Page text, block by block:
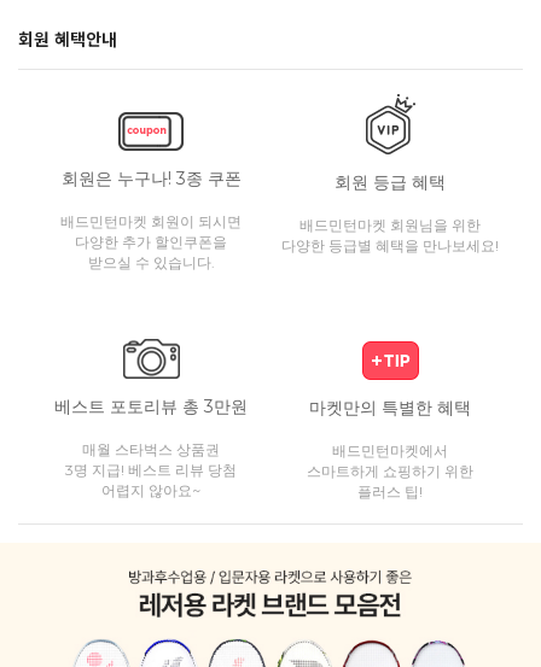
회원 혜택안내
회원은 누구나! 3종 쿠폰
배드민턴마켓 회원이 되시면
다양한 추가 할인쿠폰을
받으실 수 있습니다.
회원 등급 혜택
배드민턴마켓 회원님을 위한
다양한 등급별 혜택을 만나보세요!
베스트 포토리뷰 총 3만원
매월 스타벅스 상품권
3명 지급! 베스트 리뷰 당첨
어렵지 않아요~
마켓만의 특별한 혜택
배드민턴마켓에서
스마트하게 쇼핑하기 위한
플러스 팁!